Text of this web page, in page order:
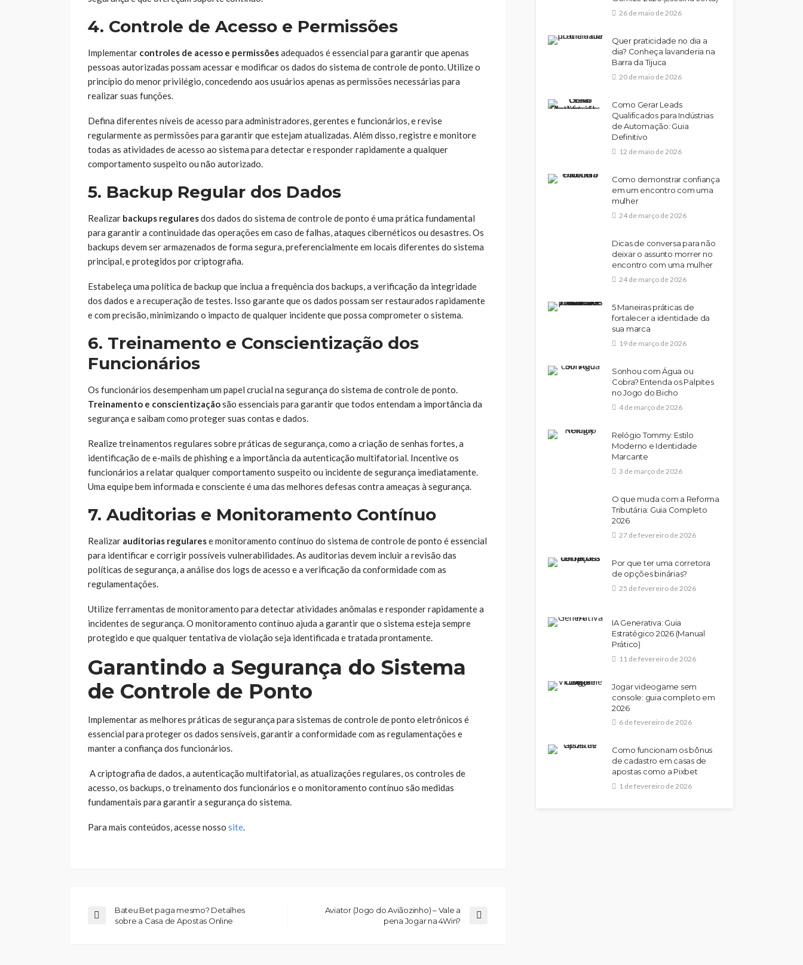
4. Controle de Acesso e Permissões
Implementar controles de acesso e permissõesadequados é essencial para garantir que apenas
pessoas autorizadas possam acessar e modificar os dados do sistema de controle de ponto. Utilize o
princípio do menor privilégio, concedendo aos usuários apenas as permissões necessárias para
realizar suas funções.
Defina diferentes níveis de acesso para administradores, gerentes e funcionários, e revise
regularmente as permissões para garantir que estejam atualizadas. Além disso, registre e monitore
todas as atividades de acesso ao sistema para detectar e responder rapidamente a qualquer
comportamento suspeito ou não autorizado.
5. Backup Regular dos Dados
Realizar backups regularesdos dados do sistema de controle de ponto é uma prática fundamental
para garantir a continuidade das operações em caso de falhas, ataques cibernéticos ou desastres. Os
backups devem ser armazenados de forma segura, preferencialmente em locais diferentes do sistema
principal, e protegidos por criptografia.
Estabeleça uma política de backup que inclua a frequência dos backups, a verificação da integridade
dos dados e a recuperação de testes. Isso garante que os dados possam ser restaurados rapidamente
e com precisão, minimizando o impacto de qualquer incidente que possa comprometer o sistema.
6. Treinamento e Conscientização dos
Funcionários
Os funcionários desempenham um papel crucial na segurança do sistema de controle de ponto.
Treinamento e conscientizaçãosão essenciais para garantir que todos entendam a importância da
segurança e saibam como proteger suas contas e dados.
Realize treinamentos regulares sobre práticas de segurança, como a criação de senhas fortes, a
identificação de e-mails de phishing e a importância da autenticação multifatorial. Incentive os
funcionários a relatar qualquer comportamento suspeito ou incidente de segurança imediatamente.
Uma equipe bem informada e consciente é uma das melhores defesas contra ameaças à segurança.
7. Auditorias e Monitoramento Contínuo
Realizar auditorias regularese monitoramento contínuo do sistema de controle de ponto é essencial
para identificar e corrigir possíveis vulnerabilidades. As auditorias devem incluir a revisão das
políticas de segurança, a análise dos logs de acesso e a verificação da conformidade com as
regulamentações.
Utilize ferramentas de monitoramento para detectar atividades anômalas e responder rapidamente a
incidentes de segurança. O monitoramento contínuo ajuda a garantir que o sistema esteja sempre
protegido e que qualquer tentativa de violação seja identificada e tratada prontamente.
Garantindo a Segurança do Sistema
de Controle de Ponto
Implementar as melhores práticas de segurança para sistemas de controle de ponto eletrônicos é
essencial para proteger os dados sensíveis, garantir a conformidade com as regulamentações e
manter a confiança dos funcionários.
A criptografia de dados, a autenticação multifatorial, as atualizações regulares, os controles de
acesso, os backups, o treinamento dos funcionários e o monitoramento contínuo são medidas
fundamentais para garantir a segurança do sistema.
Para mais conteúdos, acesse nosso site.
Bateu Bet paga mesmo? Detalhes
sobre a Casa de Apostas Online
Aviator (Jogo do Aviãozinho) – Vale a
pena Jogar na 4Win?
26 de maio de 2026
Quer praticidade no dia a
dia? Conheça lavanderia na
Barra da Tijuca
20 de maio de 2026
Como Gerar Leads
Qualificados para Indústrias
de Automação: Guia
Definitivo
12 de maio de 2026
Como demonstrar confiança
em um encontro com uma
mulher
24 de março de 2026
Dicas de conversa para não
deixar o assunto morrer no
encontro com uma mulher
24 de março de 2026
5 Maneiras práticas de
fortalecer a identidade da
sua marca
19 de março de 2026
Sonhou com Água ou
Cobra? Entenda os Palpites
no Jogo do Bicho
4 de março de 2026
Relógio Tommy: Estilo
Moderno e Identidade
Marcante
3 de março de 2026
O que muda com a Reforma
Tributária: Guia Completo
2026
27 de fevereiro de 2026
Por que ter uma corretora
de opções binárias?
25 de fevereiro de 2026
IA Generativa: Guia
Estratégico 2026 (Manual
Prático)
11 de fevereiro de 2026
Jogar videogame sem
console: guia completo em
2026
6 de fevereiro de 2026
Como funcionam os bônus
de cadastro em casas de
apostas como a Pixbet
1 de fevereiro de 2026